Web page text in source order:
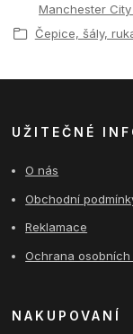
Manchester City
Čepice, šály,
UŽITEČNÉ
O nás
Obchodní
Reklamace
Ochrana osobních
NAKUPOVANÍ